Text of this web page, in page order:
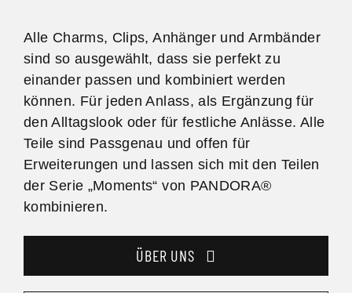
Alle Charms, Clips, Anhänger und Armbänder
sind so ausgewählt, dass sie perfekt zu
einander passen und kombiniert werden
können. Für jeden Anlass, als Ergänzung für
den Alltagslook oder für festliche Anlässe. Alle
Teile sind Passgenau und offen für
Erweiterungen und lassen sich mit den Teilen
der Serie „Moments“ von PANDORA®
kombinieren.
ÜBER UNS